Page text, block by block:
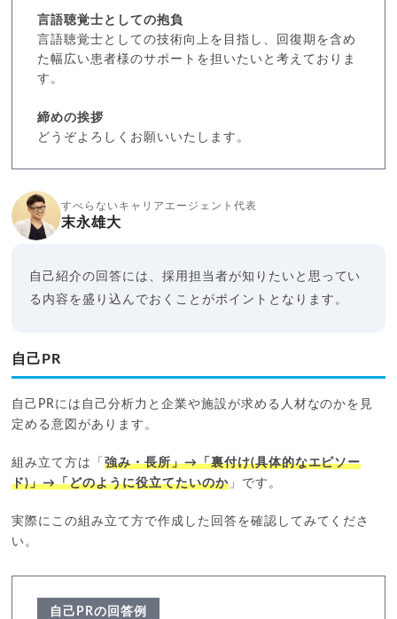
言語聴覚士としての抱負
言語聴覚士としての技術向上を目指し、回復期を含め
た幅広い患者様のサポートを担いたいと考えておりま
す。
締めの挨拶
どうぞよろしくお願いいたします。
すべらないキャリアエージェント代表
末永雄大
自己紹介の回答には、採用担当者が知りたいと思ってい
る内容を盛り込んでおくことがポイントとなります。
自己PR
自己PRには自己分析力と企業や施設が求める人材なのかを見
定める意図があります。
組み立て方は「強み・長所」→「裏付け(具体的なエピソー
ド)」→「どのように役立てたいのか」です。
実際にこの組み立て方で作成した回答を確認してみてくださ
い。
自己PRの回答例